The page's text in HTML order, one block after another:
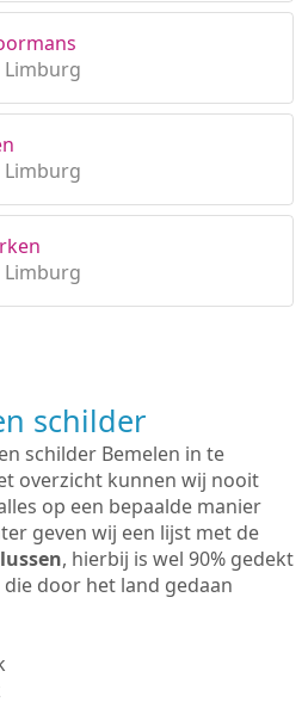
Limburg
Limburg
Limburg
schilder
schilder Bemelen in te
overzicht kunnen wij nooit
op een bepaalde manier
geven wij een lijst met de
, hierbij is wel 90% gedekt
door het land gedaan